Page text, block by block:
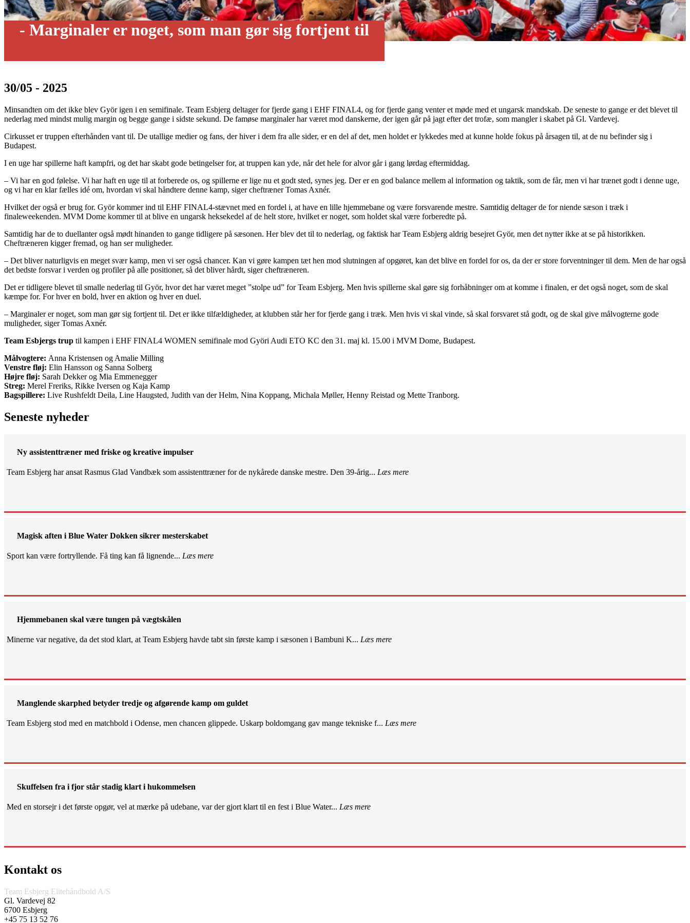
- Marginaler er noget, som man gør sig fortjent til
30/05 - 2025
Minsandten om det ikke blev Györ igen i en semifinale. Team Esbjerg deltager for fjerde gang i EHF FINAL4, og for fjerde gang venter et møde med et ungarsk mandskab. De seneste to gange er det blevet til
nederlag med mindst mulig margin og begge gange i sidste sekund. De famøse marginaler har været mod danskerne, der igen går på jagt efter det trofæ, som mangler i skabet på Gl. Vardevej.
Cirkusset er truppen efterhånden vant til. De utallige medier og fans, der hiver i dem fra alle sider, er en del af det, men holdet er lykkedes med at kunne holde fokus på årsagen til, at de nu befinder sig i
Budapest.
I en uge har spillerne haft kampfri, og det har skabt gode betingelser for, at truppen kan yde, når det hele for alvor går i gang lørdag eftermiddag.
– Vi har en god følelse. Vi har haft en uge til at forberede os, og spillerne er lige nu et godt sted, synes jeg. Der er en god balance mellem al information og taktik, som de får, men vi har trænet godt i denne uge,
og vi har en klar fælles idé om, hvordan vi skal håndtere denne kamp, siger cheftræner Tomas Axnér.
Hvilket der også er brug for. Györ kommer ind til EHF FINAL4-stævnet med en fordel i, at have en lille hjemmebane og være forsvarende mestre. Samtidig deltager de for niende sæson i træk i
finaleweekenden. MVM Dome kommer til at blive en ungarsk heksekedel af de helt store, hvilket er noget, som holdet skal være forberedte på.
Samtidig har de to duellanter også mødt hinanden to gange tidligere på sæsonen. Her blev det til to nederlag, og faktisk har Team Esbjerg aldrig besejret Györ, men det nytter ikke at se på historikken.
Cheftræneren kigger fremad, og han ser muligheder.
– Det bliver naturligvis en meget svær kamp, men vi ser også chancer. Kan vi gøre kampen tæt hen mod slutningen af opgøret, kan det blive en fordel for os, da der er store forventninger til dem. Men de har også
det bedste forsvar i verden og profiler på alle positioner, så det bliver hårdt, siger cheftræneren.
Det er tidligere blevet til smalle nederlag til Györ, hvor det har været meget ”stolpe ud” for Team Esbjerg. Men hvis spillerne skal gøre sig forhåbninger om at komme i finalen, er det også noget, som de skal
kæmpe for. For hver en bold, hver en aktion og hver en duel.
– Marginaler er noget, som man gør sig fortjent til. Det er ikke tilfældigheder, at klubben står her for fjerde gang i træk. Men hvis vi skal vinde, så skal forsvaret stå godt, og de skal give målvogterne gode
muligheder, siger Tomas Axnér.
Team Esbjergs trup til kampen i EHF FINAL4 WOMEN semifinale mod Györi Audi ETO KC den 31. maj kl. 15.00 i MVM Dome, Budapest.
Målvogtere: Anna Kristensen og Amalie Milling
Venstre fløj: Elin Hansson og Sanna Solberg
Højre fløj: Sarah Dekker og Mia Emmenegger
Streg: Merel Freriks, Rikke Iversen og Kaja Kamp
Bagspillere: Live Rushfeldt Deila, Line Haugsted, Judith van der Helm, Nina Koppang, Michala Møller, Henny Reistad og Mette Tranborg.
Seneste nyheder
Ny assistenttræner med friske og kreative impulser
Team Esbjerg har ansat Rasmus Glad Vandbæk som assistenttræner for de nykårede danske mestre. Den 39-årig... Læs mere
Magisk aften i Blue Water Dokken sikrer mesterskabet
Sport kan være fortryllende. Få ting kan få lignende... Læs mere
Hjemmebanen skal være tungen på vægtskålen
Minerne var negative, da det stod klart, at Team Esbjerg havde tabt sin første kamp i sæsonen i Bambuni K... Læs mere
Manglende skarphed betyder tredje og afgørende kamp om guldet
Team Esbjerg stod med en matchbold i Odense, men chancen glippede. Uskarp boldomgang gav mange tekniske f... Læs mere
Skuffelsen fra i fjor står stadig klart i hukommelsen
Med en storsejr i det første opgør, vel at mærke på udebane, var der gjort klart til en fest i Blue Water... Læs mere
Kontakt os
Team Esbjerg Elitehåndbold A/S
Gl. Vardevej 82
6700 Esbjerg
+45 75 13 52 76